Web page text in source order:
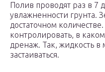
Полив проводят раз в 7
увлажненности грунта.
достаточном
контролировать, в
дренаж. Так, жидкость
застаиваться.